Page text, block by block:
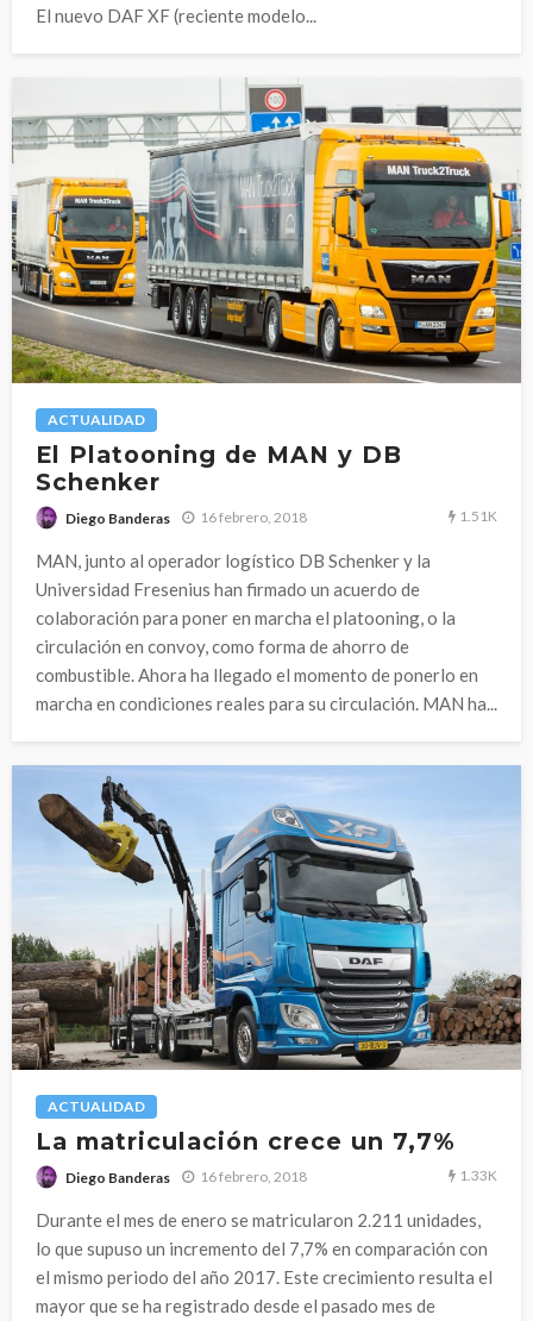
El nuevo DAF XF (reciente modelo...
ACTUALIDAD
El Platooning de MAN y DB
Schenker
Diego Banderas 16 febrero, 2018 1.51K
MAN, junto al operador logístico DB Schenker y la
Universidad Fresenius han firmado un acuerdo de
colaboración para poner en marcha el platooning, o la
circulación en convoy, como forma de ahorro de
combustible. Ahora ha llegado el momento de ponerlo en
marcha en condiciones reales para su circulación. MAN ha...
ACTUALIDAD
La matriculación crece un 7,7%
Diego Banderas 16 febrero, 2018 1.33K
Durante el mes de enero se matricularon 2.211 unidades,
lo que supuso un incremento del 7,7% en comparación con
el mismo periodo del año 2017. Este crecimiento resulta el
mayor que se ha registrado desde el pasado mes de